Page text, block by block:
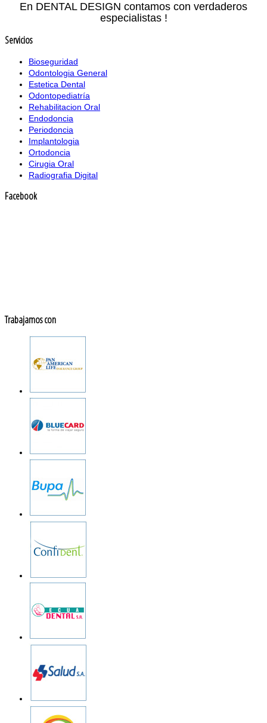
En DENTAL DESIGN contamos con verdaderos
especialistas !
Servicios
Bioseguridad
Odontologia General
Estetica Dental
Odontopediatría
Rehabilitacion Oral
Endodoncia
Periodoncia
Implantologia
Ortodoncia
Cirugia Oral
Radiografia Digital
Facebook
Trabajamos con